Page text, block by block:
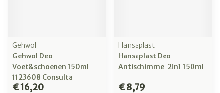
Gehwol
Gehwol Deo
Voet&schoenen 150ml
1123608 Consulta
€ 16,20
Hansaplast
Hansaplast Deo
Antischimmel 2in1 150ml
€ 8,79